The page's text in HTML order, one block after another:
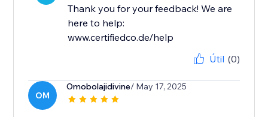
Thank you for your feedback! We are
here to help:
www.certifiedco.de/help
Útil (0)
OM
Omobolajidivine/ May 17, 2025